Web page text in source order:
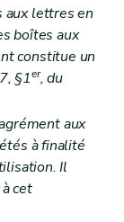
aux lettres en
boîtes aux
constitue un
§1er, du
aux
à finalité
Il
cet